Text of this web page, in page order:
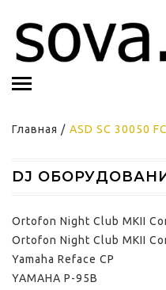
Главная / ASD SС 30050
DJ
Ortofon Night Club MKII
Ortofon Night Club MKII
Yamaha Reface CP
YAMAHA P-95B